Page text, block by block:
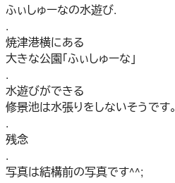
ふぃしゅーなの水遊び.
.
焼津港横にある
大きな公園「ふぃしゅーな」️
.
水遊びができる
修景池は水張りをしないそうです。
.
残念
.
写真は結構前の写真です^^;